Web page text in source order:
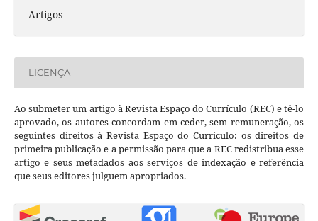
Artigos
LICENÇA
Ao submeter um artigo à Revista Espaço do Currículo (REC) e tê-lo
aprovado, os autores concordam em ceder, sem remuneração, os
seguintes direitos à Revista Espaço do Currículo: os direitos de
primeira publicação e a permissão para que a REC redistribua esse
artigo e seus metadados aos serviços de indexação e referência
que seus editores julguem apropriados.